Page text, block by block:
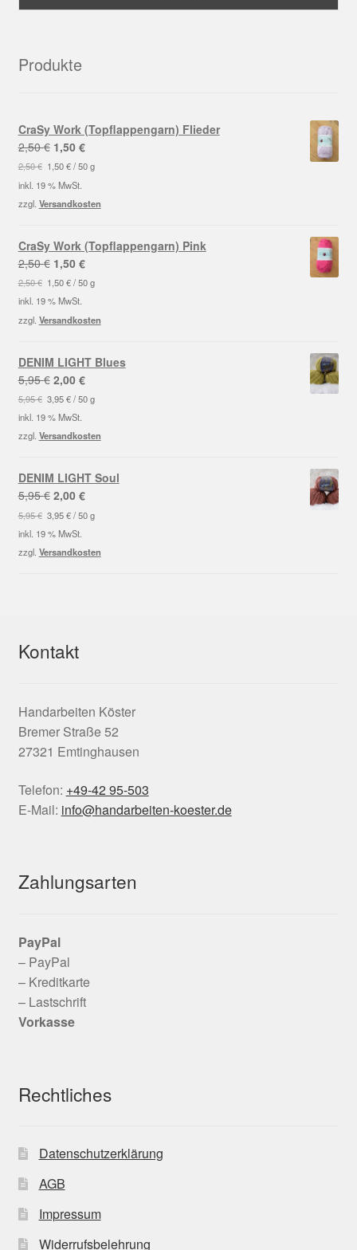
Produkte
CraSy Work (Topflappengarn) Flieder
2,50€ Ursprünglicher
Preis
war:
2,50 €
1,50 €Aktueller
Preis
1,50 €.
2,50€ 1,50€/50 g
inkl. 19 % MwSt.
zzgl. Versandkosten
CraSy Work (Topflappengarn) Pink
2,50€ Ursprünglicher
Preis
war:
2,50 €
1,50 €Aktueller
Preis
1,50 €.
2,50€ 1,50€/50 g
inkl. 19 % MwSt.
zzgl. Versandkosten
DENIM LIGHT Blues
5,95€ Ursprünglicher
Preis
war:
5,95 €
2,00 €Aktueller
Preis
2,00 €.
5,95€ 3,95€/50 g
inkl. 19 % MwSt.
zzgl. Versandkosten
DENIM LIGHT Soul
5,95€ Ursprünglicher
Preis
war:
5,95 €
2,00 €Aktueller
Preis
2,00 €.
5,95€ 3,95€/50 g
inkl. 19 % MwSt.
zzgl. Versandkosten
Kontakt
Handarbeiten Köster
Bremer Straße 52
27321 Emtinghausen
Telefon: +49-42 95-503
E-Mail: info@handarbeiten-koester.de
Zahlungsarten
PayPal
– PayPal
– Kreditkarte
– Lastschrift
Vorkasse
Rechtliches
Datenschutzerklärung
AGB
Impressum
Widerrufsbelehrung